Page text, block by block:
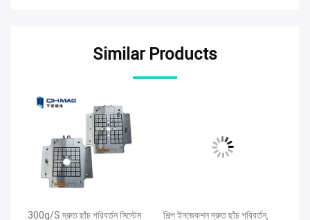
Similar Products
300g/S দ্রুত ছাঁচ পরিবর্তন সিস্টেম
শিল্প ইনজেকশন দ্রুত ছাঁচ পরিবর্তন,